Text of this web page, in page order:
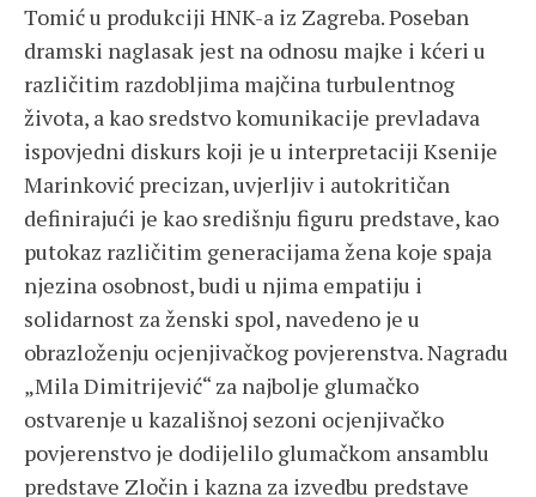
Tomić u produkciji HNK-a iz Zagreba. Poseban
dramski naglasak jest na odnosu majke i kćeri u
različitim razdobljima majčina turbulentnog
života, a kao sredstvo komunikacije prevladava
ispovjedni diskurs koji je u interpretaciji Ksenije
Marinković precizan, uvjerljiv i autokritičan
definirajući je kao središnju figuru predstave, kao
putokaz različitim generacijama žena koje spaja
njezina osobnost, budi u njima empatiju i
solidarnost za ženski spol, navedeno je u
obrazloženju ocjenjivačkog povjerenstva. Nagradu
„Mila Dimitrijević“ za najbolje glumačko
ostvarenje u kazališnoj sezoni ocjenjivačko
povjerenstvo je dodijelilo glumačkom ansamblu
predstave Zločin i kazna za izvedbu predstave